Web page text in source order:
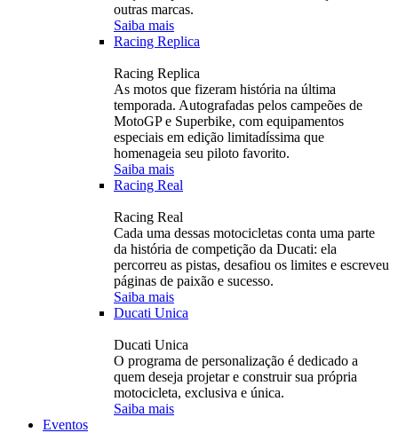
outras marcas.
Saiba mais
Racing Replica
Racing Replica
As motos que fizeram história na última
temporada. Autografadas pelos campeões de
MotoGP e Superbike, com equipamentos
especiais em edição limitadíssima que
homenageia seu piloto favorito.
Saiba mais
Racing Real
Racing Real
Cada uma dessas motocicletas conta uma parte
da história de competição da Ducati: ela
percorreu as pistas, desafiou os limites e escreveu
páginas de paixão e sucesso.
Saiba mais
Ducati Unica
Ducati Unica
O programa de personalização é dedicado a
quem deseja projetar e construir sua própria
motocicleta, exclusiva e única.
Saiba mais
Eventos